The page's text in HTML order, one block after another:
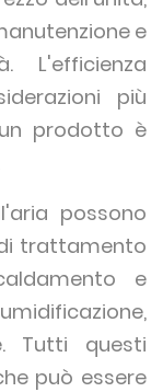
e
L'efficienza
più
prodotto è
possono
trattamento
e
Tutti questi
può essere